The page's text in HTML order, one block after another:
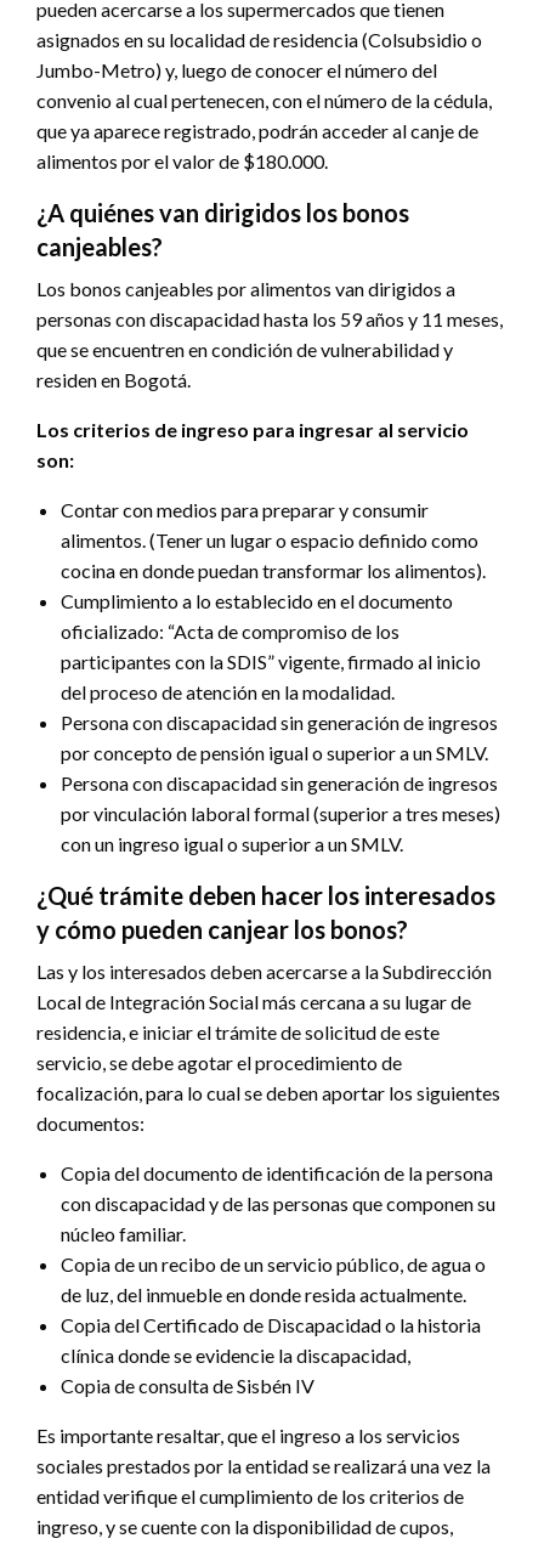
pueden acercarse a los supermercados que tienen
asignados en su localidad de residencia (Colsubsidio o
Jumbo-Metro) y, luego de conocer el número del
convenio al cual pertenecen, con el número de la cédula,
que ya aparece registrado, podrán acceder al canje de
alimentos por el valor de $180.000.
¿A quiénes van dirigidos los bonos
canjeables?
Los bonos canjeables por alimentos van dirigidos a
personas con discapacidad hasta los 59 años y 11 meses,
que se encuentren en condición de vulnerabilidad y
residen en Bogotá.
Los criterios de ingreso para ingresar al servicio
son:
Contar con medios para preparar y consumir
alimentos. (Tener un lugar o espacio definido como
cocina en donde puedan transformar los alimentos).
Cumplimiento a lo establecido en el documento
oficializado: “Acta de compromiso de los
participantes con la SDIS” vigente, firmado al inicio
del proceso de atención en la modalidad.
Persona con discapacidad sin generación de ingresos
por concepto de pensión igual o superior a un SMLV.
Persona con discapacidad sin generación de ingresos
por vinculación laboral formal (superior a tres meses)
con un ingreso igual o superior a un SMLV.
¿Qué trámite deben hacer los interesados
y cómo pueden canjear los bonos?
Las y los interesados deben acercarse a la Subdirección
Local de Integración Social más cercana a su lugar de
residencia, e iniciar el trámite de solicitud de este
servicio, se debe agotar el procedimiento de
focalización, para lo cual se deben aportar los siguientes
documentos:
Copia del documento de identificación de la persona
con discapacidad y de las personas que componen su
núcleo familiar.
Copia de un recibo de un servicio público, de agua o
de luz, del inmueble en donde resida actualmente.
Copia del Certificado de Discapacidad o la historia
clínica donde se evidencie la discapacidad,
Copia de consulta de Sisbén IV
Es importante resaltar, que el ingreso a los servicios
sociales prestados por la entidad se realizará una vez la
entidad verifique el cumplimiento de los criterios de
ingreso, y se cuente con la disponibilidad de cupos,